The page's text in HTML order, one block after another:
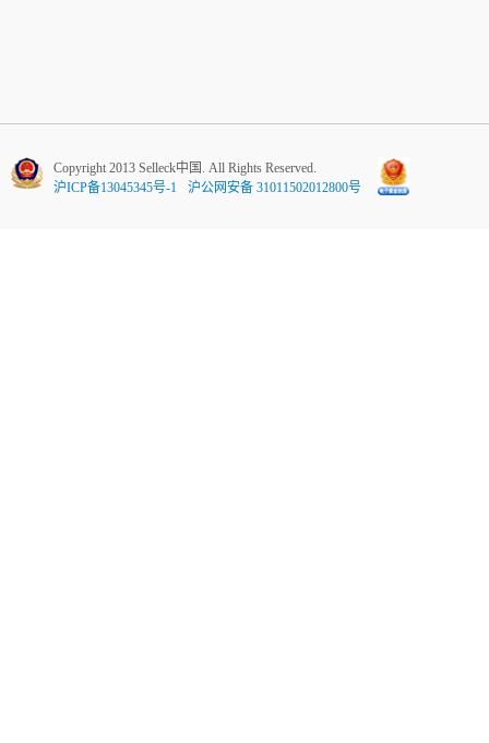
Copyright 2013 Selleck中国. All Rights Reserved.
沪ICP备13045345号-1
沪公网安备 31011502012800号